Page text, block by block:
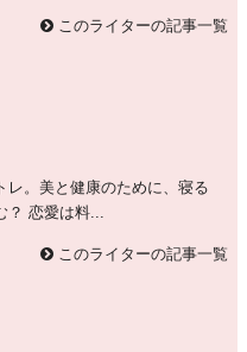
このライターの記事一覧
レ。美と健康のために、寝る
？ 恋愛は料...
このライターの記事一覧